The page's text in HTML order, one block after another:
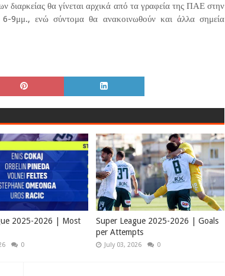
διαρκείας θα γίνεται αρχικά από τα γραφεία της ΠΑΕ στην
ενώ σύντομα θα ανακοινωθούν και άλλα σημεία
2025-2026 | Most
0
Super League 2025-2026 | Goals
per Attempts
July 03, 2026 0